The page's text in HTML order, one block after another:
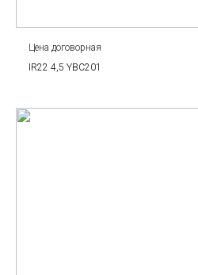
Цена договорная
IR22 4,5 YBC201